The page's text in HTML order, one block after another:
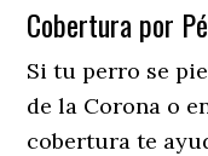
Cobertura por
Si tu perro se
de la Corona o
cobertura te